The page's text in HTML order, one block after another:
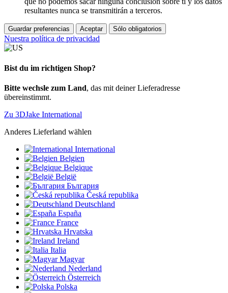
resultantes nunca se transmitirán a terceros.
Guardar preferencias Aceptar Sólo obligatorios
Nuestra política de privacidad
Bist du im richtigen Shop?
Bitte wechsle zum Land, das mit deiner Lieferadresse
übereinstimmt.
Zu 3DJake International
Anderes Lieferland wählen
International
Belgien
Belgique
België
България
Česká republika
Deutschland
España
France
Hrvatska
Ireland
Italia
Magyar
Nederland
Österreich
Polska